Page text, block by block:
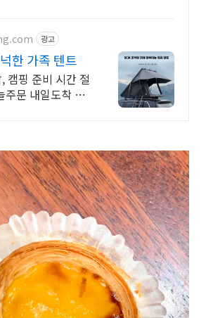
광고
한 가족 텐트
캠핑 준비 시간 절
주문 내일도착 로